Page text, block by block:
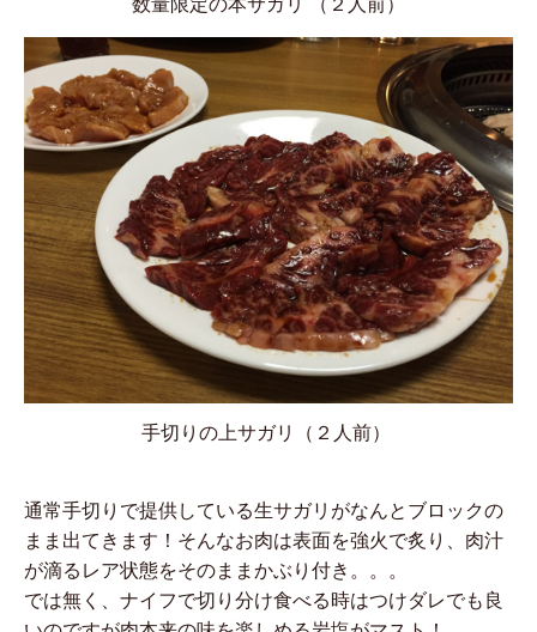
手切りの上サガリ（２人前）
通常手切りで提供している生サガリがなんとブロックの
まま出てきます！そんなお肉は表面を強火で炙り、肉汁
が滴るレア状態をそのままかぶり付き。。。
では無く、ナイフで切り分け食べる時はつけダレでも良